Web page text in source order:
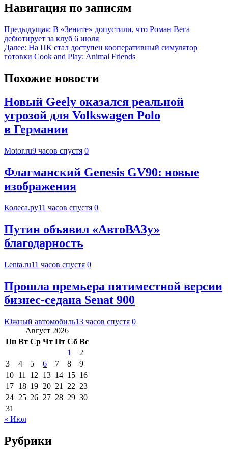
Навигация по записям
Предыдущая: В «Зените» допустили, что Роман Вега
дебютирует за клуб 6 июля
Далее: На ПК стал доступен кооперативный симулятор
готовки Cook and Play: Animal Friends
Похожие новости
Новый Geely оказался реальной
угрозой для Volkswagen Polo
в Германии
Motor.ru9 часов спустя 0
Флагманский Genesis GV90: новые
изображения
Колеса.ру11 часов спустя 0
Путин объявил «АвтоВАЗу»
благодарность
Lenta.ru11 часов спустя 0
Прошла премьера пятиместной версии
бизнес-седана Senat 900
Южный автомобиль13 часов спустя 0
Август 2026
Пн Вт Ср Чт Пт Сб Вс
1
2
3
4 5 6 7 8
9
10 11 12 13 14 15 16
17 18 19 20 21 22 23
24 25 26 27 28 29 30
31
« Июл
Рубрики